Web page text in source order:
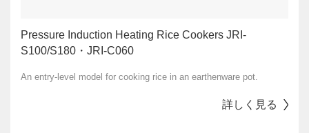
Pressure Induction Heating Rice Cookers JRI-
S100/S180・JRI-C060
An entry-level model for cooking rice in an earthenware pot.
詳しく見る